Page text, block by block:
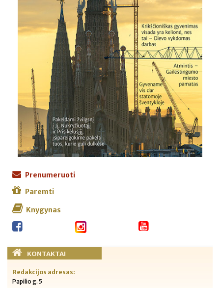
Prenumeruoti
Paremti
Knygynas
KONTAKTAI
Redakcijos adresas:
Papilio g. 5